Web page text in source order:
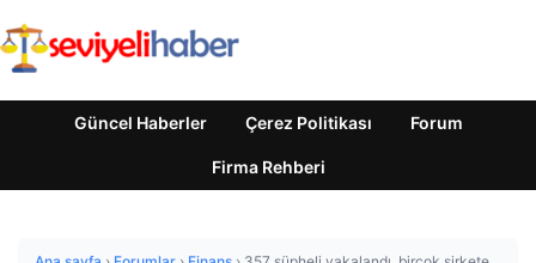
Güncel Haberler Çerez Politikası Forum
Firma Rehberi